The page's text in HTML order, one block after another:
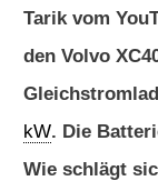
Tarik vom
den Volvo
kW. Die
Wie schlägt